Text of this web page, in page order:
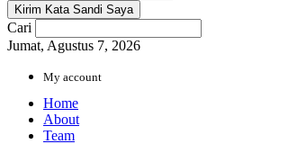
Cari
Jumat, Agustus 7, 2026
My account
Home
About
Team